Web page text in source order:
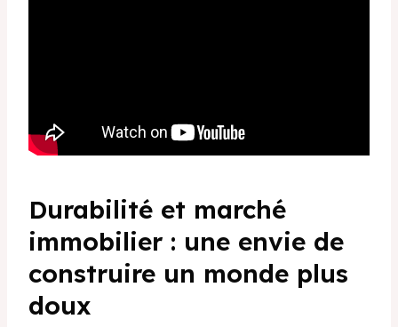
Durabilité et marché
immobilier : une envie de
construire un monde plus
doux